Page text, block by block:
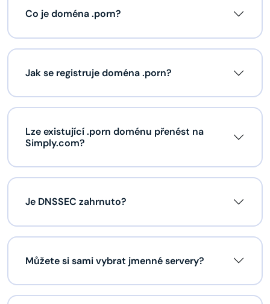
Co je doména .porn?
Jak se registruje doména .porn?
Lze existující .porn doménu přenést na
Simply.com?
Je DNSSEC zahrnuto?
Můžete si sami vybrat jmenné servery?